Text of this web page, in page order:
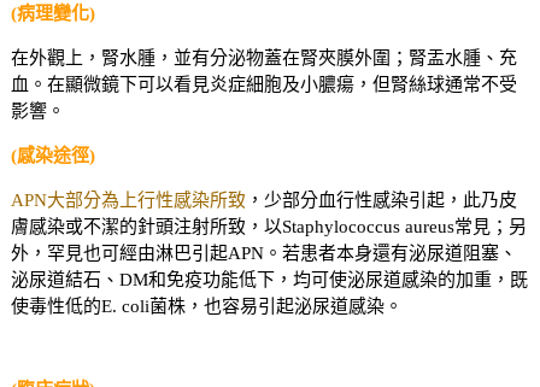
(病理變化)
在外觀上，腎水腫，並有分泌物蓋在腎夾膜外圍；腎盂水腫、充
血。在顯微鏡下可以看見炎症細胞及小膿瘍，但腎絲球通常不受
影響。
(感染途徑)
APN大部分為上行性感染所致 ，少部分血行性感染引起，此乃皮
膚感染或不潔的針頭注射所致，以Staphylococcus aureus常見；另
外，罕見也可經由淋巴引起APN。若患者本身還有泌尿道阻塞、
泌尿道結石、DM和免疫功能低下，均可使泌尿道感染的加重，既
使毒性低的E. coli菌株，也容易引起泌尿道感染。